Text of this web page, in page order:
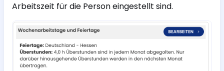
Arbeitszeit für die Person eingestellt sind.